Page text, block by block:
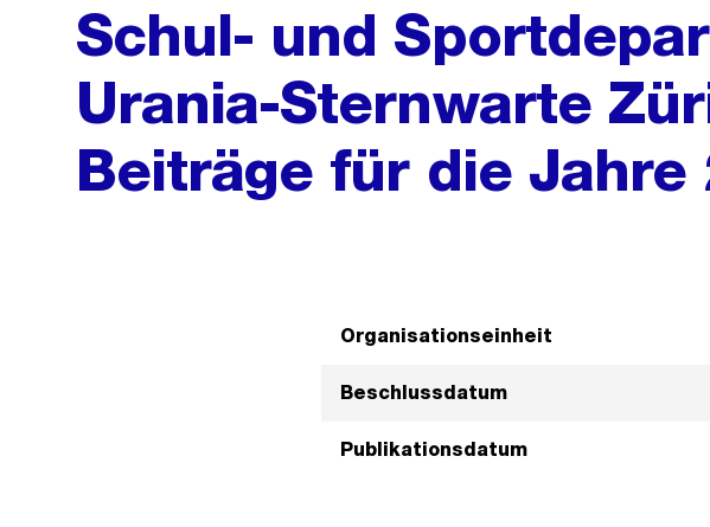
Schul- und
Urania-Sternwarte
Beiträge für die Jahre
Organisationseinheit
Beschlussdatum
Publikationsdatum